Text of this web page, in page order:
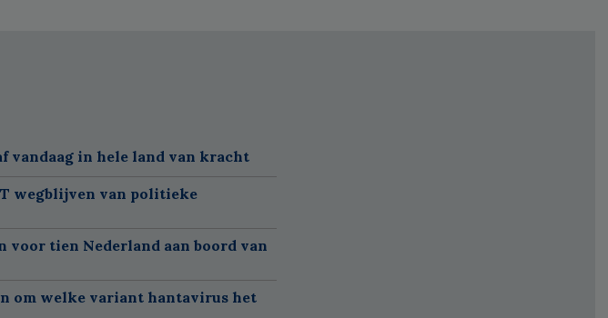
vandaag in hele land van kracht
wegblijven van politieke
voor tien Nederland aan boord van
om welke variant hantavirus het